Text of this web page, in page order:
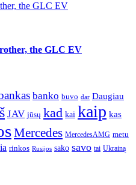
the GLC EV
the GLC EV
banko buvo dar Daugiau
JAV jūsų kad kai kaip kas
Mercedes MercedesAMG metu
rinkos Rusijos sako savo tai Ukrainą